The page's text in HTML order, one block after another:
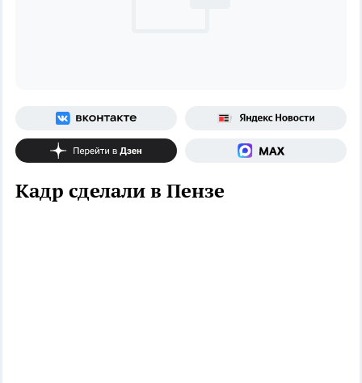
Кадр сделали в Пензе